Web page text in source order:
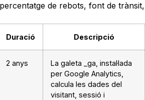
de rebots, font de trànsit,
Duració Descripció
2 anys
La galeta _ga, instal·lada
per Google Analytics,
calcula les dades del
visitant, sessió i